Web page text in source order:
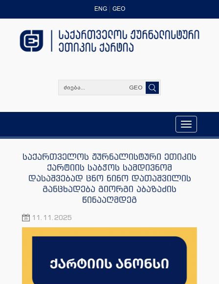
ENG GEO
GEO
Toggle
navigation
საქართველოს ჟურნალისტური ეთიკის
ქარტიის საბჭოს სამდივნომ
დასაშვებად ცნო ნინო დათაშვილის
განცხადება გიორგი აბაზაძის
წინააღმდეგ
11.11.2025